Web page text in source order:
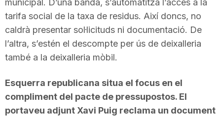
a
g
n
municipal. D’una banda, s’automatitza l’accés a la
tarifa social de la taxa de residus. Així doncs, no
caldrà presentar sol·licituds ni documentació. De
l’altra, s’estén el descompte per ús de deixalleria
també a la deixalleria mòbil.
Esquerra republicana situa el focus en el
compliment del pacte de pressupostos. El
portaveu adjunt Xavi Puig reclama un document